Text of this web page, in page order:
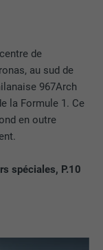
de
au sud de
967Arch
la Formule 1. Ce
en outre
spéciales, P.10